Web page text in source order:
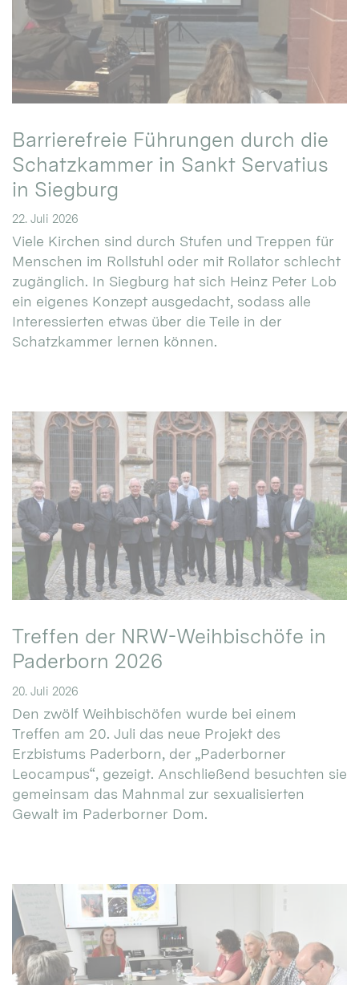
Barrierefreie Führungen durch die
Schatzkammer in Sankt Servatius
in Siegburg
22. Juli 2026
Viele Kirchen sind durch Stufen und Treppen für
Menschen im Rollstuhl oder mit Rollator schlecht
zugänglich. In Siegburg hat sich Heinz Peter Lob
ein eigenes Konzept ausgedacht, sodass alle
Interessierten etwas über die Teile in der
Schatzkammer lernen können.
Treffen der NRW-Weihbischöfe in
Paderborn 2026
20. Juli 2026
Den zwölf Weihbischöfen wurde bei einem
Treffen am 20. Juli das neue Projekt des
Erzbistums Paderborn, der „Paderborner
Leocampus“, gezeigt. Anschließend besuchten sie
gemeinsam das Mahnmal zur sexualisierten
Gewalt im Paderborner Dom.